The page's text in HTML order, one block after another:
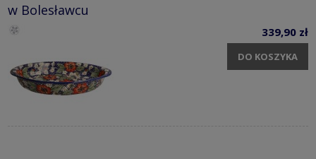
w Bolesławcu
339,90 zł
DO KOSZYKA